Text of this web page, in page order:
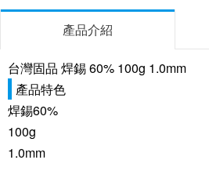
產品介紹
台灣固品 焊錫 60% 100g 1.0mm
產品特色
焊錫60%
100g
1.0mm